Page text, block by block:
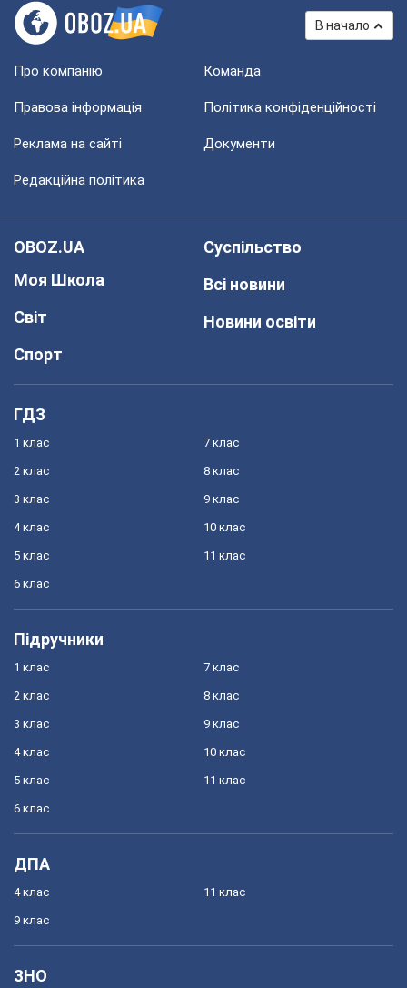
В начало
Про компанію Команда
Правова інформація Політика конфіденційності
Реклама на сайті Документи
Редакційна політика
OBOZ.UA
Моя Школа
Світ
Спорт
Суспільство
Всі новини
Новини освіти
ГДЗ
1 клас
2 клас
3 клас
4 клас
5 клас
6 клас
7 клас
8 клас
9 клас
10 клас
11 клас
Підручники
1 клас
2 клас
3 клас
4 клас
5 клас
6 клас
7 клас
8 клас
9 клас
10 клас
11 клас
ДПА
4 клас
9 клас
11 клас
ЗНО